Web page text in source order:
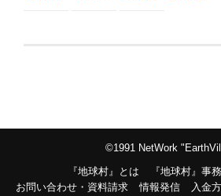
©1991 NetWork
『地球村』とは
『地球村』事
お問い合わせ・資料請求
情報発信 入金